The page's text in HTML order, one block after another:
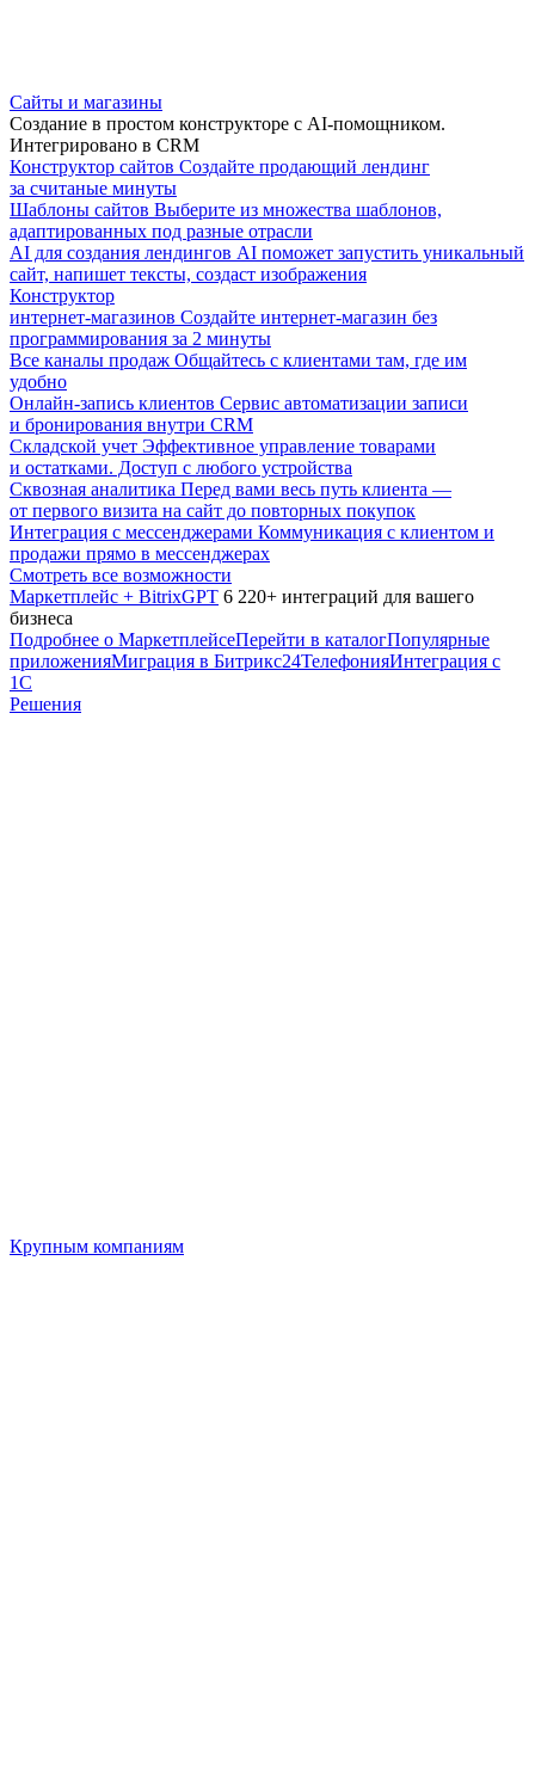
Сайты и магазины
Создание в простом конструкторе с AI-помощником.
Интегрировано в CRM
Конструктор сайтов Создайте продающий лендинг
за считаные минуты
Шаблоны сайтов Выберите из множества шаблонов,
адаптированных под разные отрасли
AI для создания лендингов AI поможет запустить уникальный
сайт, напишет тексты, создаст изображения
Конструктор
интернет-магазинов Создайте интернет-магазин без
программирования за 2 минуты
Все каналы продаж Общайтесь с клиентами там, где им
удобно
Онлайн-запись клиентов Сервис автоматизации записи
и бронирования внутри CRM
Складской учет Эффективное управление товарами
и остатками. Доступ с любого устройства
Сквозная аналитика Перед вами весь путь клиента —
от первого визита на сайт до повторных покупок
Интеграция с мессенджерами Коммуникация с клиентом и
продажи прямо в мессенджерах
Смотреть все возможности
Маркетплейс + BitrixGPT 6 220+ интеграций для вашего
бизнеса
Подробнее о МаркетплейсеПерейти в каталогПопулярные
приложенияМиграция в Битрикс24ТелефонияИнтеграция с
1С
Решения
Крупным компаниям